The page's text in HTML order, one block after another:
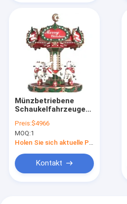
Produkte
Über uns
Werksbesichtigung
Qualitätskontrolle
Neuigkeiten
Fälle
Bitte um ein Angebot
Münzbetriebene
Schaukelfahrzeuge
und fröhliche Lieder
für Kinder
Preis:$4966
MOQ:1
Holen Sie sich aktuelle Preis
Kontakt